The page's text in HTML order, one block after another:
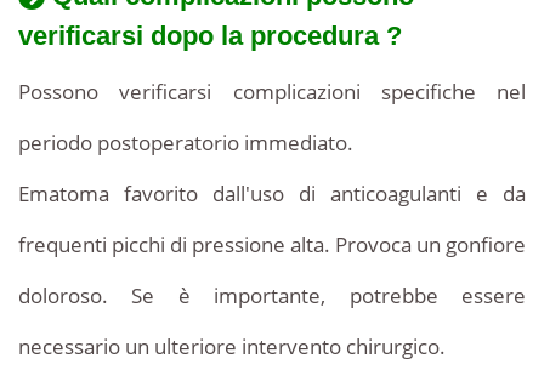
verificarsi dopo la procedura ?
Possono verificarsi complicazioni specifiche nel
periodo postoperatorio immediato.
Ematoma favorito dall'uso di anticoagulanti e da
frequenti picchi di pressione alta. Provoca un gonfiore
doloroso. Se è importante, potrebbe essere
necessario un ulteriore intervento chirurgico.